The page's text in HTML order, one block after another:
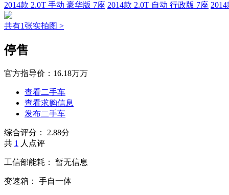
2014款 2.0T 手动 豪华版 7座 2014款 2.0T 自动 行政版 7座
共有1张实拍图 >
停售
官方指导价： 16.18万万
查看二手车
查看求购信息
发布二手车
综合评分：
2.88分
共 1 人点评
工信部能耗： 暂无信息
变速箱： 手自一体